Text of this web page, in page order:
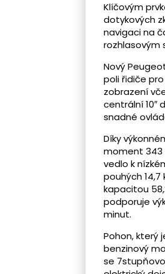
Klíčovým
dotykových
navigaci na
rozhlasovým
Nový
poli řidiče
zobrazení
centrální 10″
snadné
Díky
moment 343
vedlo k
pouhých
kapacitou
podporuje
minut.
Pohon, který
benzinový
se